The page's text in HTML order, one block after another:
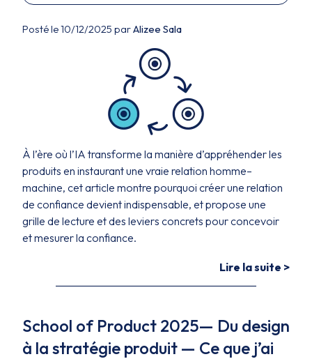
Posté le 10/12/2025 parAlizee Sala
À l’ère où l’IA transforme la manière d’appréhender les
produits en instaurant une vraie relation homme–
machine, cet article montre pourquoi créer une relation
de confiance devient indispensable, et propose une
grille de lecture et des leviers concrets pour concevoir
et mesurer la confiance.
Lire la suite >
School of Product 2025— Du design
à la stratégie produit — Ce que j’ai